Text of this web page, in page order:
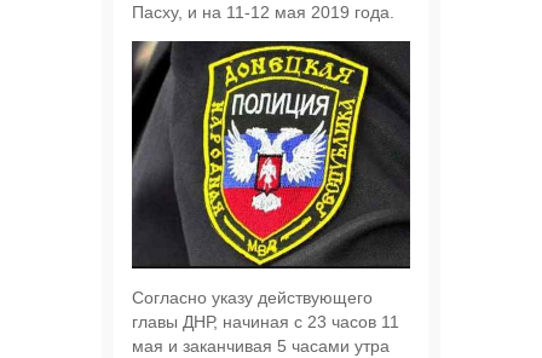
Пасху, и на 11-12 мая 2019 года.
Согласно указу действующего
главы ДНР, начиная с 23 часов 11
мая и заканчивая 5 часами утра